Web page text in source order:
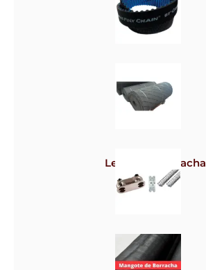
Lençol de borracha
Grampos